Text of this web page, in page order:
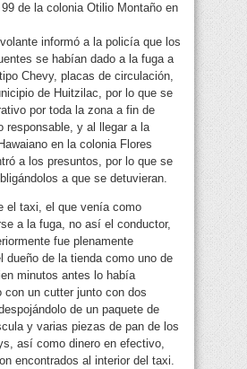
de la colonia Otilio Montaño en
informó a la policía que los
se habían dado a la fuga a
Chevy, placas de circulación,
de Huitzilac, por lo que se
por toda la zona a fin de
responsable, y al llegar a la
en la colonia Flores
a los presuntos, por lo que se
a que se detuvieran.
el taxi, el que venía como
a la fuga, no así el conductor,
fue plenamente
dueño de la tienda como uno de
minutos antes lo había
con un cutter junto con dos
de un paquete de
y varias piezas de pan de los
así como dinero en efectivo,
encontrados al interior del taxi.